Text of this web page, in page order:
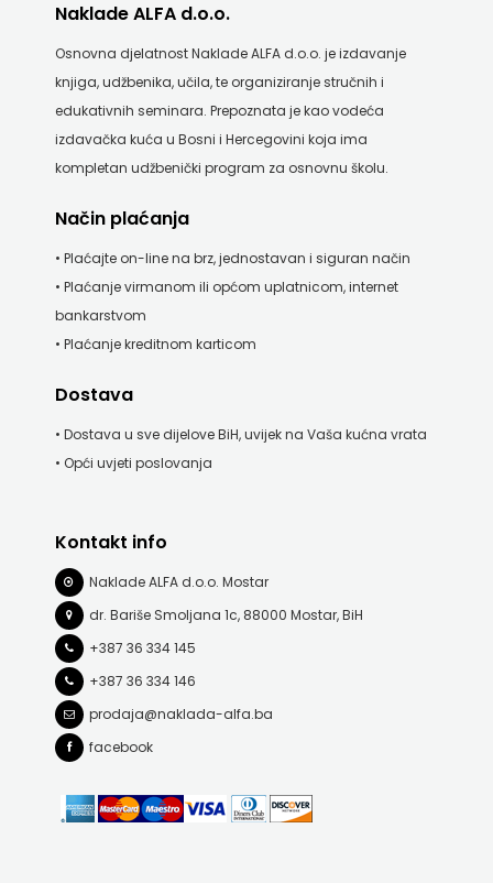
LAN
Pearson
PLANET
PLANJAX
KOMERC
POETIKA
POPULUS
PROFIL
PULS
HERCEG-
BOSNE
ROCKMARK
SALESIANA
SANDORF
Scriptura
Naklade ALFA d.o.o.
Osnovna djelatnost Naklade ALFA d.o.o. je izdavanje
knjiga, udžbenika, učila, te organiziranje stručnih i
edukativnih seminara. Prepoznata je kao vodeća
izdavačka kuća u Bosni i Hercegovini koja ima
kompletan udžbenički program za osnovnu školu.
Način plaćanja
• Plaćajte on-line na brz, jednostavan i siguran način
• Plaćanje virmanom ili općom uplatnicom, internet
bankarstvom
• Plaćanje kreditnom karticom
Dostava
• Dostava u sve dijelove BiH, uvijek na Vaša kućna vrata
• Opći uvjeti poslovanja
Kontakt info
Naklade ALFA d.o.o. Mostar
dr. Bariše Smoljana 1c, 88000 Mostar, BiH
+387 36 334 145
+387 36 334 146
prodaja@naklada-alfa.ba
facebook